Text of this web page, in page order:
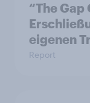
“The
eigenen
Report